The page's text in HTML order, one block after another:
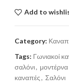
Add to
Category:
Tags: Γωνιακοί
σαλόνι,
καναπές, Σαλόνι